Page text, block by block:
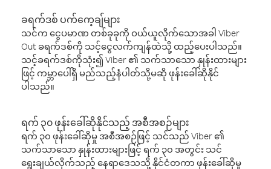
ခရက်ဒစ် ပက်ကေ့ချ်များ
သင်က ငွေပမာဏ တစ်ခုခုကို ဝယ်ယူလိုက်သောအခါ Viber
Out ခရက်ဒစ်ကို သင့်ငွေလက်ကျန်ထဲသို့ ထည့်ပေးပါသည်။
သင့်ခရက်ဒစ်ကိုသုံး၍ Viber ၏ သက်သာသော နှုန်းထားများ
ဖြင့် ကမ္ဘာပေါ်ရှိ မည်သည့်နံပါတ်သို့မဆို ဖုန်းခေါ်ဆိုနိုင်
ပါသည်။
ရက် ၃၀ ဖုန်းခေါ်ဆိုနိုင်သည့် အစီအစဉ်များ
ရက် ၃၀ ဖုန်းခေါ်ဆိုမှု အစီအစဉ်ဖြင့် သင်သည် Viber ၏
သက်သာသော နှုန်းထားများဖြင့် ရက် ၃၀ အတွင်း သင်
ရွေးချယ်လိုက်သည့် နေရာဒေသသို့ နိုင်ငံတကာ ဖုန်းခေါ်ဆိုမှု